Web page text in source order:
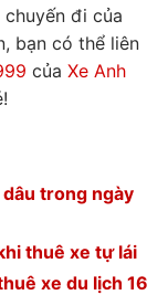
đi của
bạn có thể liên
của Xe Anh
trong ngày
thuê xe tự lái
xe du lịch 16